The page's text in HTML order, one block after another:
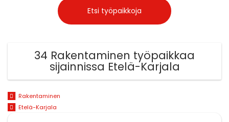
34 Rakentaminen työpaikkaa
sijainnissa Etelä-Karjala
Rakentaminen
Etelä-Karjala